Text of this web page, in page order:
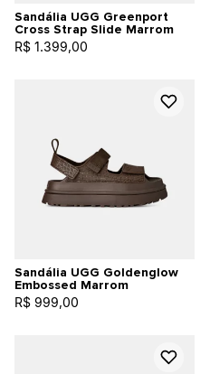
Sandália UGG Greenport
Cross Strap Slide Marrom
R$ 1.399,00
Sandália UGG Goldenglow
Embossed Marrom
R$ 999,00